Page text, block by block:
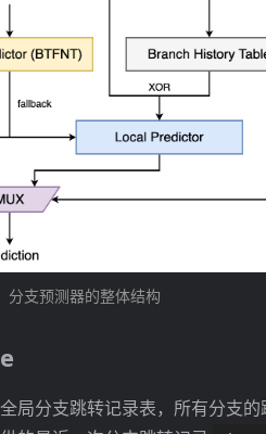
分支预测器的整体结构
局分支跳转记录表，所有分支